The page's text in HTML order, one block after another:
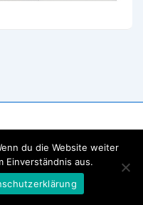
du die Website weiter
Einverständnis aus.